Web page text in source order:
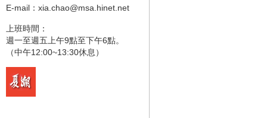
E-mail：xia.chao@msa.hinet.net
上班時間：
週一至週五上午9點至下午6點。
（中午12:00~13:30休息）